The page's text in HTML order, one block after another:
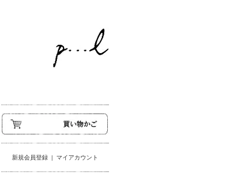
新規会員登録 | マイアカウント